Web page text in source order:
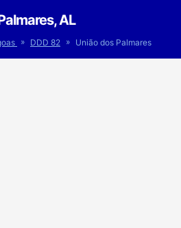
AL
» DDD 82 » União dos Palmares